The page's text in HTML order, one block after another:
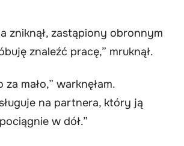
zniknął, zastąpiony obronnym
znaleźć pracę,” mruknął.
mało,” warknęłam.
na partnera, który ją
w dół.”